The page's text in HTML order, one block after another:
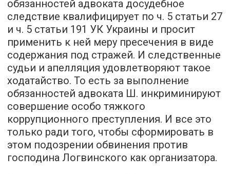
обязанностей адвоката досудебное
следствие квалифицирует по ч. 5 статьи 27
и ч. 5 статьи 191 УК Украины и просит
применить к ней меру пресечения в виде
содержания под стражей. И следственные
судьи и апелляция удовлетворяют такое
ходатайство. То есть за выполнение
обязанностей адвоката Ш. инкриминируют
совершение особо тяжкого
коррупционного преступления. И все это
только ради того, чтобы сформировать в
этом подозрении обвинения против
господина Логвинского как организатора.